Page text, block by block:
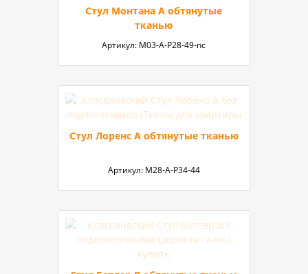
Стул Монтана A обтянутые
тканью
Артикул: М03-А-P28-49-nc
Стул Лоренс А обтянутые тканью
Артикул: М28-А-Р34-44